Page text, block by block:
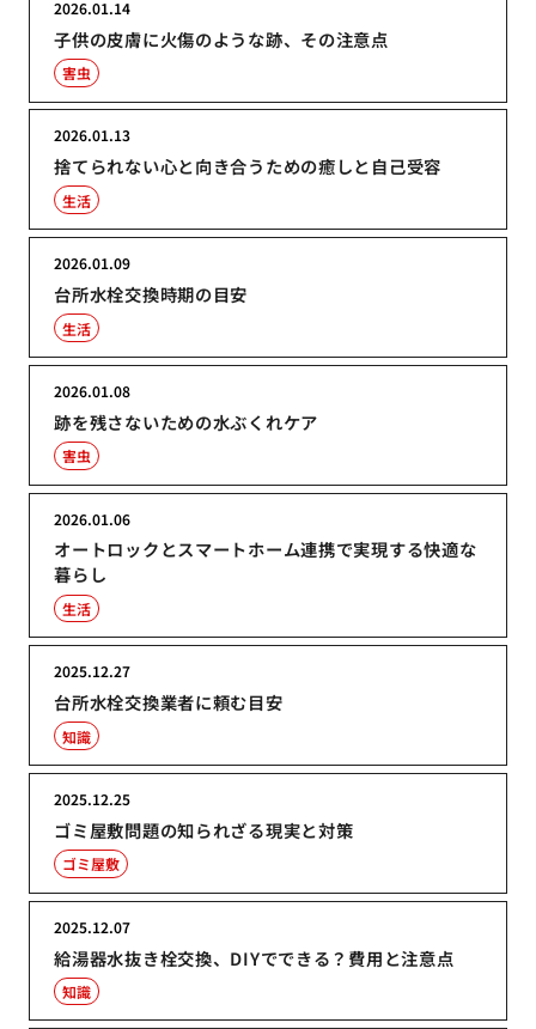
子供の皮膚に火傷のような跡、その注意点
2026.01.14
害虫
捨てられない心と向き合うための癒しと自己受容
2026.01.13
生活
台所水栓交換時期の目安
2026.01.09
生活
跡を残さないための水ぶくれケア
2026.01.08
害虫
オートロックとスマートホーム連携で実現する快適な
暮らし
2026.01.06
生活
台所水栓交換業者に頼む目安
2025.12.27
知識
ゴミ屋敷問題の知られざる現実と対策
2025.12.25
ゴミ屋敷
給湯器水抜き栓交換、DIYでできる？費用と注意点
2025.12.07
知識